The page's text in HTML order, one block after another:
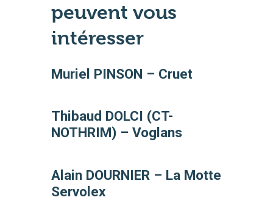
peuvent vous
intéresser
Muriel PINSON – Cruet
Thibaud DOLCI (CT-
NOTHRIM) – Voglans
Alain DOURNIER – La Motte
Servolex